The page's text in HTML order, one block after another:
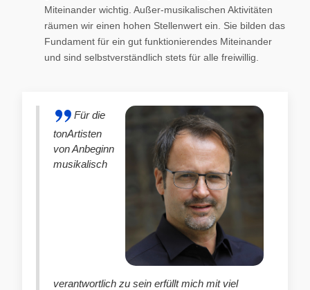
Miteinander wichtig. Außer-musikalischen Aktivitäten
räumen wir einen hohen Stellenwert ein. Sie bilden das
Fundament für ein gut funktionierendes Miteinander
und sind selbstverständlich stets für alle freiwillig.
Für die
tonArtisten
von Anbeginn
musikalisch
verantwortlich zu sein erfüllt mich mit viel